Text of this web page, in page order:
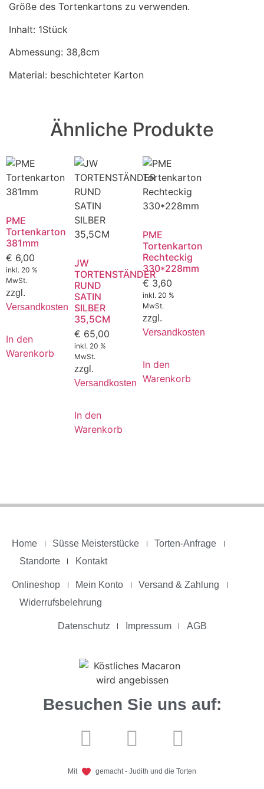
Größe des Tortenkartons zu verwenden.
Inhalt: 1Stück
Abmessung: 38,8cm
Material: beschichteter Karton
Ähnliche Produkte
PME
Tortenkarton
381mm
€ 6,00
inkl. 20 %
MwSt.
zzgl.
Versandkosten
In den
Warenkorb
JW
TORTENSTÄNDER
RUND
SATIN
SILBER
35,5CM
€ 65,00
inkl. 20 %
MwSt.
zzgl.
Versandkosten
In den
Warenkorb
PME
Tortenkarton
Rechteckig
330*228mm
€ 3,60
inkl. 20 %
MwSt.
zzgl.
Versandkosten
In den
Warenkorb
Home Süsse Meisterstücke
Torten-Anfrage
Standorte
Kontakt
Onlineshop Mein Konto
Versand & Zahlung
Widerrufsbelehrung
Datenschutz Impressum AGB
Besuchen Sie uns auf:
Mit gemacht - Judith und die Torten